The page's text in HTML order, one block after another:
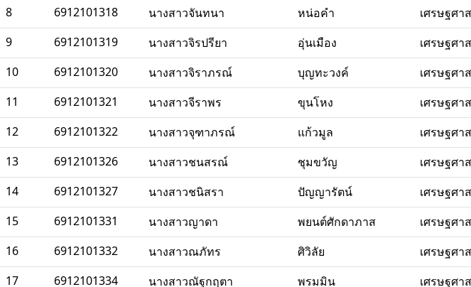
8
6912101318 นางสาวจันทนา หน่อคำ เศรษฐศา
9
6912101319 นางสาวจิรปรียา อุ่นเมือง เศรษฐศา
10
6912101320 นางสาวจิราภรณ์ บุญทะวงค์ เศรษฐศา
11
6912101321 นางสาวจีราพร ขุนโหง เศรษฐศา
12
6912101322 นางสาวจุฑาภรณ์ แก้วมูล เศรษฐศา
13
6912101326 นางสาวชนสรณ์ ชุมขวัญ เศรษฐศา
14
6912101327 นางสาวชนิสรา ปัญญารัตน์ เศรษฐศา
15
6912101331 นางสาวญาดา พยนต์ศักดาภาส เศรษฐศา
16
6912101332 นางสาวณภัทร ศิวิลัย เศรษฐศา
17
6912101334 นางสาวณัฐกฤตา พรมมิน เศรษฐศา